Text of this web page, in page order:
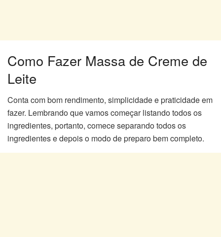
Como Fazer Massa de Creme de
Leite
Conta com bom rendimento, simplicidade e praticidade em
fazer. Lembrando que vamos começar listando todos os
ingredientes, portanto, comece separando todos os
ingredientes e depois o modo de preparo bem completo.